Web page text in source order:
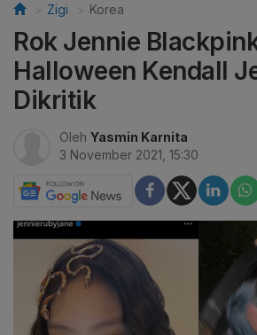
Zigi Korea
Rok Jennie
Halloween Kendall
Dikritik
Oleh Yasmin Karnita
3 November 2021, 15:30